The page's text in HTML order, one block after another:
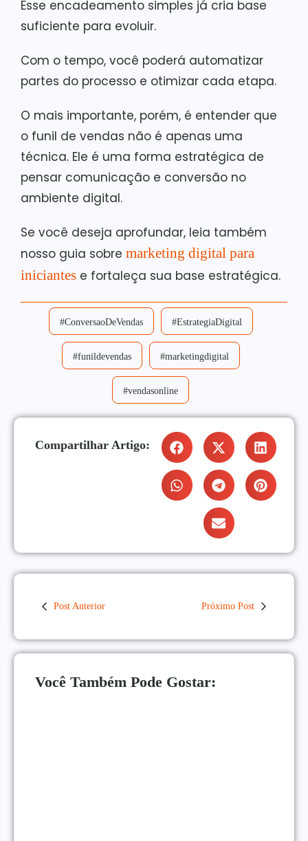
Esse encadeamento simples já cria base
suficiente para evoluir.
Com o tempo, você poderá automatizar
partes do processo e otimizar cada etapa.
O mais importante, porém, é entender que
o funil de vendas não é apenas uma
técnica. Ele é uma forma estratégica de
pensar comunicação e conversão no
ambiente digital.
Se você deseja aprofundar, leia também
nosso guia sobre marketing digital para
iniciantes e fortaleça sua base estratégica.
#ConversaoDeVendas #EstrategiaDigital
#funildevendas #marketingdigital
#vendasonline
Compartilhar Artigo:
Post Anterior Próximo Post
Você Também Pode Gostar: